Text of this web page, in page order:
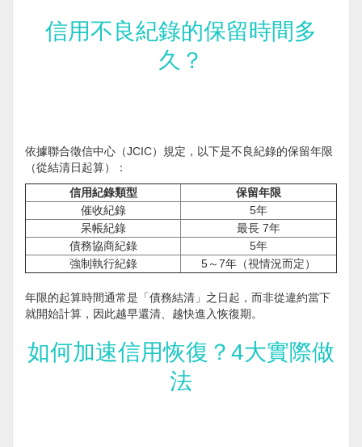
信用不良紀錄的保留時間多
久？
依據聯合徵信中心（JCIC）規定，以下是不良紀錄的保留年限
（從結清日起算）：
信用紀錄類型
保留年限
催收紀錄
5年
呆帳紀錄
最長 7年
債務協商紀錄
5年
強制執行紀錄
5～7年（視情況而定）
年限的起算時間通常是「債務結清」之日起，而非從違約當下
就開始計算，因此越早還清、越快進入恢復期。
如何加速信用恢復？4大實際做
法